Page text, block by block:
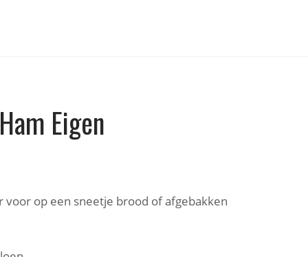
Eigen
voor op een sneetje brood of afgebakken